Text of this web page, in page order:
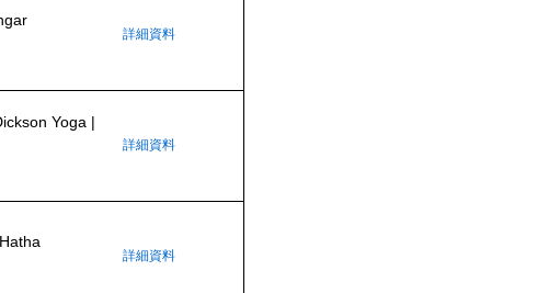
詳細資料
Yoga |
詳細資料
詳細資料